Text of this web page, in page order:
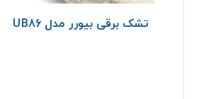
تشک برقی بیورر مدل UB86